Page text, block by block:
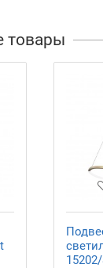
товары